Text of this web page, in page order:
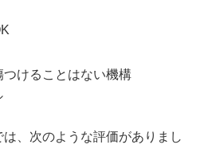
つけることはない機構
、次のような評価がありまし